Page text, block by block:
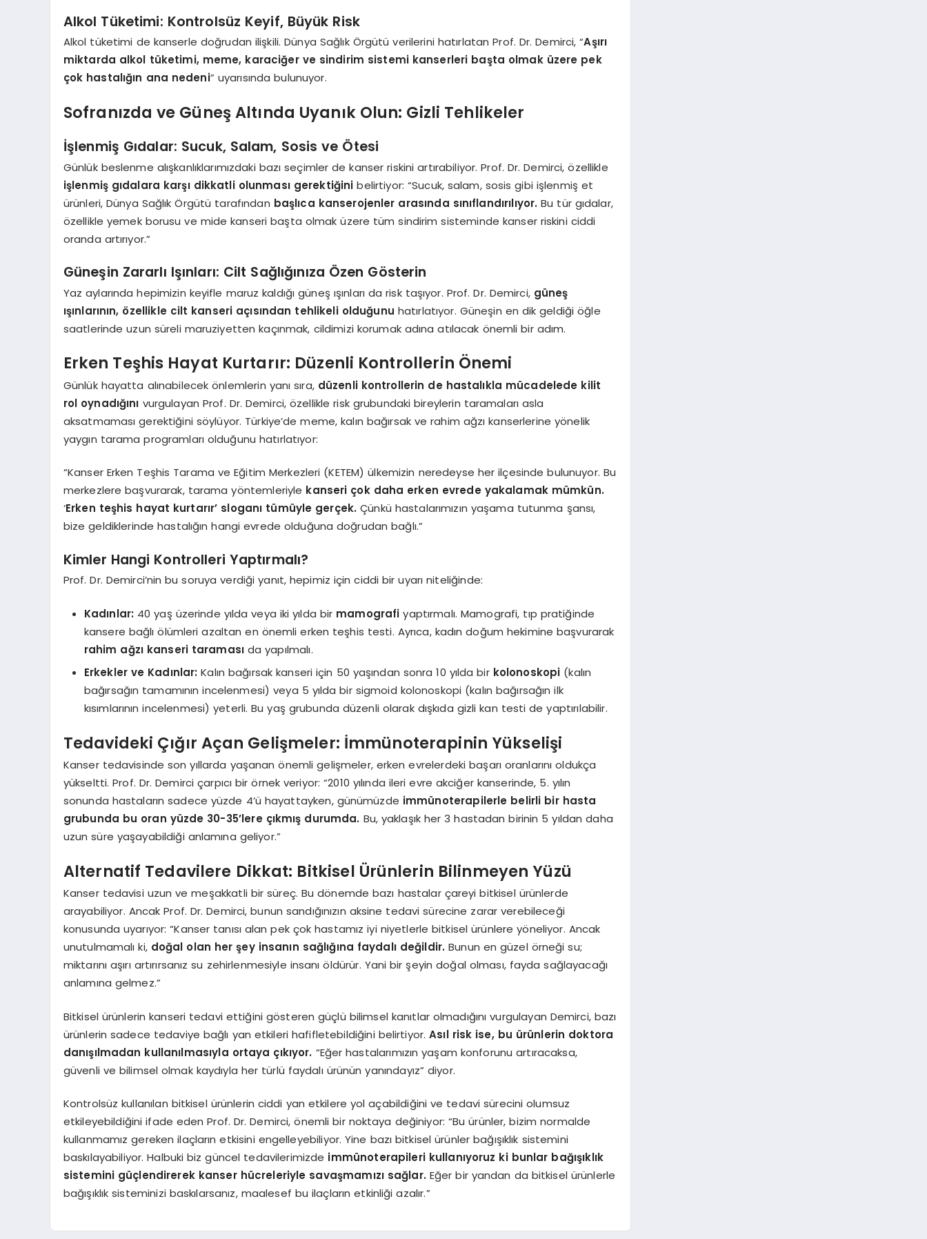
Alkol Tüketimi: Kontrolsüz Keyif, Büyük Risk
Alkol tüketimi de kanserle doğrudan ilişkili. Dünya Sağlık Örgütü verilerini hatırlatan Prof. Dr. Demirci, “Aşırı
miktarda alkol tüketimi, meme, karaciğer ve sindirim sistemi kanserleri başta olmak üzere pek
çok hastalığın ana nedeni” uyarısında bulunuyor.
Sofranızda ve Güneş Altında Uyanık Olun: Gizli Tehlikeler
İşlenmiş Gıdalar: Sucuk, Salam, Sosis ve Ötesi
Günlük beslenme alışkanlıklarımızdaki bazı seçimler de kanser riskini artırabiliyor. Prof. Dr. Demirci, özellikle
işlenmiş gıdalara karşı dikkatli olunması gerektiğini belirtiyor: “Sucuk, salam, sosis gibi işlenmiş et
ürünleri, Dünya Sağlık Örgütü tarafından başlıca kanserojenler arasında sınıflandırılıyor. Bu tür gıdalar,
özellikle yemek borusu ve mide kanseri başta olmak üzere tüm sindirim sisteminde kanser riskini ciddi
oranda artırıyor.”
Güneşin Zararlı Işınları: Cilt Sağlığınıza Özen Gösterin
Yaz aylarında hepimizin keyifle maruz kaldığı güneş ışınları da risk taşıyor. Prof. Dr. Demirci, güneş
ışınlarının, özellikle cilt kanseri açısından tehlikeli olduğunu hatırlatıyor. Güneşin en dik geldiği öğle
saatlerinde uzun süreli maruziyetten kaçınmak, cildimizi korumak adına atılacak önemli bir adım.
Erken Teşhis Hayat Kurtarır: Düzenli Kontrollerin Önemi
Günlük hayatta alınabilecek önlemlerin yanı sıra, düzenli kontrollerin de hastalıkla mücadelede kilit
rol oynadığını vurgulayan Prof. Dr. Demirci, özellikle risk grubundaki bireylerin taramaları asla
aksatmaması gerektiğini söylüyor. Türkiye’de meme, kalın bağırsak ve rahim ağzı kanserlerine yönelik
yaygın tarama programları olduğunu hatırlatıyor:
“Kanser Erken Teşhis Tarama ve Eğitim Merkezleri (KETEM) ülkemizin neredeyse her ilçesinde bulunuyor. Bu
merkezlere başvurarak, tarama yöntemleriyle kanseri çok daha erken evrede yakalamak mümkün.
‘Erken teşhis hayat kurtarır’ sloganı tümüyle gerçek. Çünkü hastalarımızın yaşama tutunma şansı,
bize geldiklerinde hastalığın hangi evrede olduğuna doğrudan bağlı.”
Kimler Hangi Kontrolleri Yaptırmalı?
Prof. Dr. Demirci’nin bu soruya verdiği yanıt, hepimiz için ciddi bir uyarı niteliğinde:
Kadınlar: 40 yaş üzerinde yılda veya iki yılda bir mamografi yaptırmalı. Mamografi, tıp pratiğinde
kansere bağlı ölümleri azaltan en önemli erken teşhis testi. Ayrıca, kadın doğum hekimine başvurarak
rahim ağzı kanseri taraması da yapılmalı.
Erkekler ve Kadınlar: Kalın bağırsak kanseri için 50 yaşından sonra 10 yılda bir kolonoskopi (kalın
bağırsağın tamamının incelenmesi) veya 5 yılda bir sigmoid kolonoskopi (kalın bağırsağın ilk
kısımlarının incelenmesi) yeterli. Bu yaş grubunda düzenli olarak dışkıda gizli kan testi de yaptırılabilir.
Tedavideki Çığır Açan Gelişmeler: İmmünoterapinin Yükselişi
Kanser tedavisinde son yıllarda yaşanan önemli gelişmeler, erken evrelerdeki başarı oranlarını oldukça
yükseltti. Prof. Dr. Demirci çarpıcı bir örnek veriyor: “2010 yılında ileri evre akciğer kanserinde, 5. yılın
sonunda hastaların sadece yüzde 4’ü hayattayken, günümüzde immünoterapilerle belirli bir hasta
grubunda bu oran yüzde 30-35’lere çıkmış durumda. Bu, yaklaşık her 3 hastadan birinin 5 yıldan daha
uzun süre yaşayabildiği anlamına geliyor.”
Alternatif Tedavilere Dikkat: Bitkisel Ürünlerin Bilinmeyen Yüzü
Kanser tedavisi uzun ve meşakkatli bir süreç. Bu dönemde bazı hastalar çareyi bitkisel ürünlerde
arayabiliyor. Ancak Prof. Dr. Demirci, bunun sandığınızın aksine tedavi sürecine zarar verebileceği
konusunda uyarıyor: “Kanser tanısı alan pek çok hastamız iyi niyetlerle bitkisel ürünlere yöneliyor. Ancak
unutulmamalı ki, doğal olan her şey insanın sağlığına faydalı değildir. Bunun en güzel örneği su;
miktarını aşırı artırırsanız su zehirlenmesiyle insanı öldürür. Yani bir şeyin doğal olması, fayda sağlayacağı
anlamına gelmez.”
Bitkisel ürünlerin kanseri tedavi ettiğini gösteren güçlü bilimsel kanıtlar olmadığını vurgulayan Demirci, bazı
ürünlerin sadece tedaviye bağlı yan etkileri hafifletebildiğini belirtiyor.Asıl risk ise, bu ürünlerin doktora
danışılmadan kullanılmasıyla ortaya çıkıyor. “Eğer hastalarımızın yaşam konforunu artıracaksa,
güvenli ve bilimsel olmak kaydıyla her türlü faydalı ürünün yanındayız” diyor.
Kontrolsüz kullanılan bitkisel ürünlerin ciddi yan etkilere yol açabildiğini ve tedavi sürecini olumsuz
etkileyebildiğini ifade eden Prof. Dr. Demirci, önemli bir noktaya değiniyor: “Bu ürünler, bizim normalde
kullanmamız gereken ilaçların etkisini engelleyebiliyor. Yine bazı bitkisel ürünler bağışıklık sistemini
baskılayabiliyor. Halbuki biz güncel tedavilerimizde immünoterapileri kullanıyoruz ki bunlar bağışıklık
sistemini güçlendirerek kanser hücreleriyle savaşmamızı sağlar. Eğer bir yandan da bitkisel ürünlerle
bağışıklık sisteminizi baskılarsanız, maalesef bu ilaçların etkinliği azalır.”